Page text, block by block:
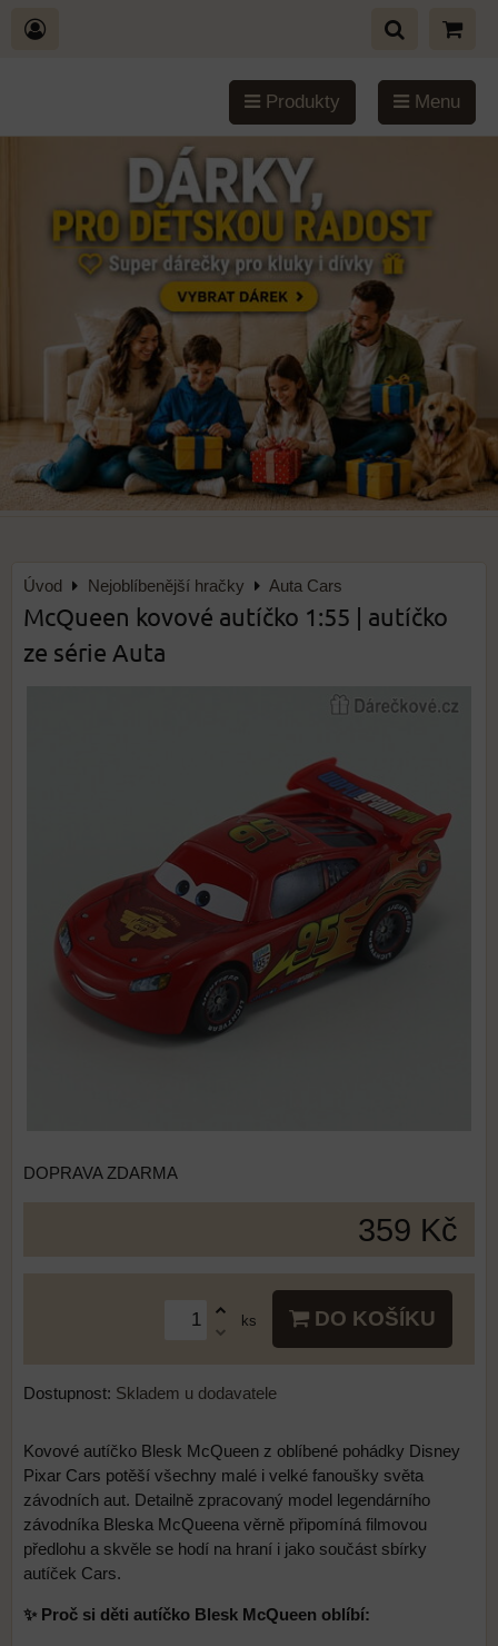
Produkty Menu
Úvod Nejoblíbenější hračky Auta Cars
McQueen kovové autíčko 1:55 | autíčko
ze série Auta
DOPRAVA ZDARMA
359 Kč
ks DO KOŠÍKU
Dostupnost: Skladem u dodavatele
Kovové autíčko Blesk McQueen z oblíbené pohádky Disney
Pixar Cars potěší všechny malé i velké fanoušky světa
závodních aut. Detailně zpracovaný model legendárního
závodníka Bleska McQueena věrně připomíná filmovou
předlohu a skvěle se hodí na hraní i jako součást sbírky
autíček Cars.
✨ Proč si děti autíčko Blesk McQueen oblíbí: